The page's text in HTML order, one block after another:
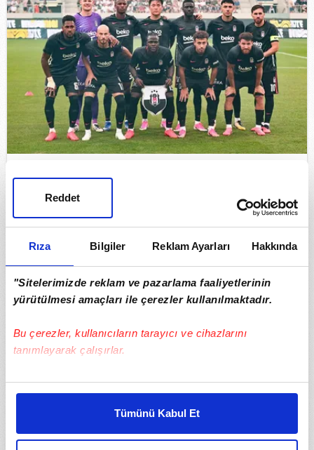
Rıza Bilgiler Reklam Ayarları Hakkında
"Sitelerimizde reklam ve pazarlama faaliyetlerinin
yürütülmesi amaçları ile çerezler kullanılmaktadır.
Bu çerezler, kullanıcıların tarayıcı ve cihazlarını
tanımlayarak çalışırlar.
Bu çerezlere izin vermeniz halinde sizlere özel
daha iyi reklam deneyimi yaşatabiliriz. Bunu yaparken
amacımızın size daha iyi bir reklam deneyimi sunmak
Tümünü Kabul Et
Reddet
Ertuğrul Doğan’dan Muhammed Salah itirafı!